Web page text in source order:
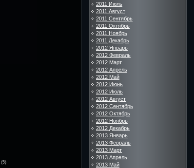
(5)
2011 Июль
2011 Август
2011 Сентябрь
2011 Октябрь
2011 Ноябрь
2011 Декабрь
2012 Январь
2012 Февраль
2012 Март
2012 Апрель
2012 Май
2012 Июнь
2012 Июль
2012 Август
2012 Сентябрь
2012 Октябрь
2012 Ноябрь
2012 Декабрь
2013 Январь
2013 Февраль
2013 Март
2013 Апрель
2013 Май